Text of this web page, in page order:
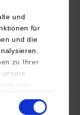
und
für
und die
zu Ihrer
unsere
und
e.hils-